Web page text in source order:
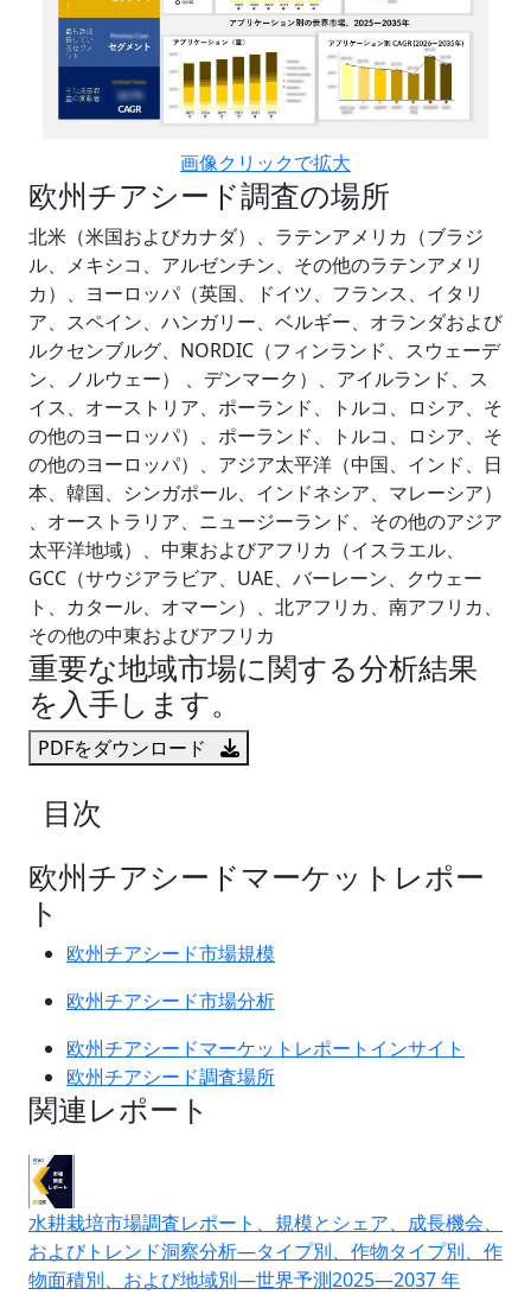
画像クリックで拡大
欧州チアシード調査の場所
北米（米国およびカナダ）、ラテンアメリカ（ブラジ
ル、メキシコ、アルゼンチン、その他のラテンアメリ
カ）、ヨーロッパ（英国、ドイツ、フランス、イタリ
ア、スペイン、ハンガリー、ベルギー、オランダおよび
ルクセンブルグ、NORDIC（フィンランド、スウェーデ
ン、ノルウェー） 、デンマーク）、アイルランド、ス
イス、オーストリア、ポーランド、トルコ、ロシア、そ
の他のヨーロッパ）、ポーランド、トルコ、ロシア、そ
の他のヨーロッパ）、アジア太平洋（中国、インド、日
本、韓国、シンガポール、インドネシア、マレーシア）
、オーストラリア、ニュージーランド、その他のアジア
太平洋地域）、中東およびアフリカ（イスラエル、
GCC（サウジアラビア、UAE、バーレーン、クウェー
ト、カタール、オマーン）、北アフリカ、南アフリカ、
その他の中東およびアフリカ
重要な地域市場に関する分析結果
を入手します。
PDFをダウンロード
目次
欧州チアシードマーケットレポー
ト
欧州チアシード市場規模
欧州チアシード市場分析
欧州チアシードマーケットレポートインサイト
欧州チアシード調査場所
関連レポート
水耕栽培市場調査レポート、規模とシェア、成長機会、
およびトレンド洞察分析―タイプ別、作物タイプ別、作
物面積別、および地域別―世界予測2025―2037 年